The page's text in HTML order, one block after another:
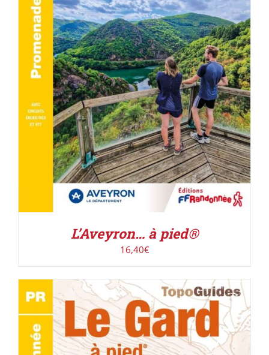
AJOUTER AU PANIER / DÉTAILS
L’Aveyron… à pied®
16,40€